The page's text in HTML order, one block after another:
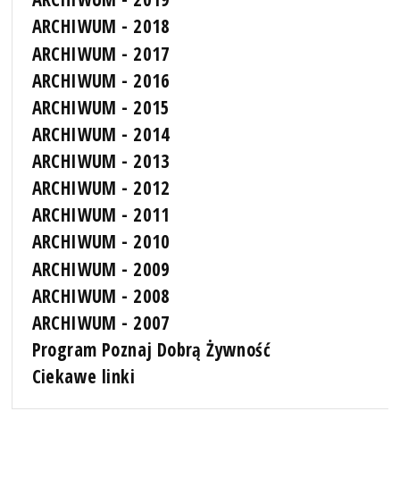
ARCHIWUM - 2018
ARCHIWUM - 2017
ARCHIWUM - 2016
ARCHIWUM - 2015
ARCHIWUM - 2014
ARCHIWUM - 2013
ARCHIWUM - 2012
ARCHIWUM - 2011
ARCHIWUM - 2010
ARCHIWUM - 2009
ARCHIWUM - 2008
ARCHIWUM - 2007
Program Poznaj Dobrą Żywność
Ciekawe linki